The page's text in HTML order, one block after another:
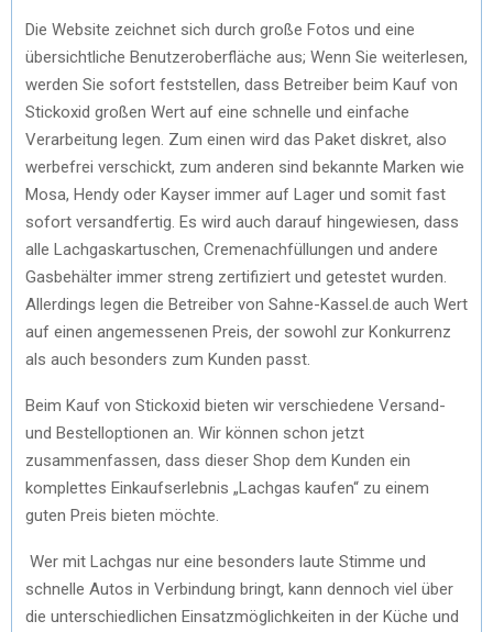
Die Website zeichnet sich durch große Fotos und eine
übersichtliche Benutzeroberfläche aus; Wenn Sie weiterlesen,
werden Sie sofort feststellen, dass Betreiber beim Kauf von
Stickoxid großen Wert auf eine schnelle und einfache
Verarbeitung legen. Zum einen wird das Paket diskret, also
werbefrei verschickt, zum anderen sind bekannte Marken wie
Mosa, Hendy oder Kayser immer auf Lager und somit fast
sofort versandfertig. Es wird auch darauf hingewiesen, dass
alle Lachgaskartuschen, Cremenachfüllungen und andere
Gasbehälter immer streng zertifiziert und getestet wurden.
Allerdings legen die Betreiber von Sahne-Kassel.de auch Wert
auf einen angemessenen Preis, der sowohl zur Konkurrenz
als auch besonders zum Kunden passt.
Beim Kauf von Stickoxid bieten wir verschiedene Versand-
und Bestelloptionen an. Wir können schon jetzt
zusammenfassen, dass dieser Shop dem Kunden ein
komplettes Einkaufserlebnis „Lachgas kaufen“ zu einem
guten Preis bieten möchte.
Wer mit Lachgas nur eine besonders laute Stimme und
schnelle Autos in Verbindung bringt, kann dennoch viel über
die unterschiedlichen Einsatzmöglichkeiten in der Küche und